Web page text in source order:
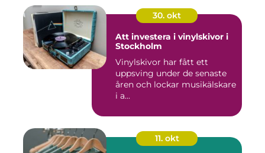
30. okt
Att investera i vinylskivor i
Stockholm
Vinylskivor har fått ett
uppsving under de senaste
åren och lockar musikälskare
i a...
11. okt